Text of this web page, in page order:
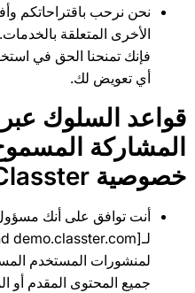
نحن نرحب باقتراحاتكم
الأخرى المتعلقة
فإنك تمنحنا الحق في
أي تعويض لك.
قواعد السلوك
المشاركة
خصوصية Classter
أنت توافق على أنك
لمنشورات المستخدم
جميع المحتوى المقدم أو